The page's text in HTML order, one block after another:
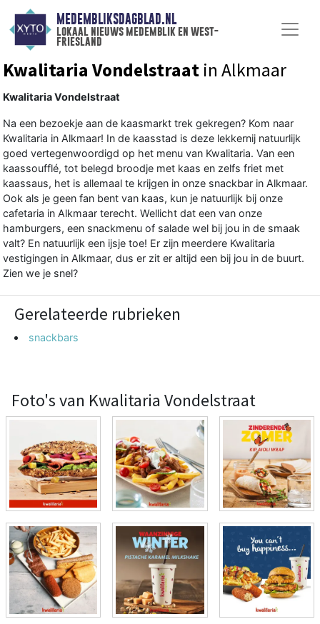
MEDEMBLIKSDAGBLAD.NL
lokaal nieuws medemblik en west-
friesland
Kwalitaria Vondelstraat in Alkmaar
Kwalitaria Vondelstraat
Na een bezoekje aan de kaasmarkt trek gekregen? Kom naar
Kwalitaria in Alkmaar! In de kaasstad is deze lekkernij natuurlijk
goed vertegenwoordigd op het menu van Kwalitaria. Van een
kaassoufflé, tot belegd broodje met kaas en zelfs friet met
kaassaus, het is allemaal te krijgen in onze snackbar in Alkmaar.
Ook als je geen fan bent van kaas, kun je natuurlijk bij onze
cafetaria in Alkmaar terecht. Wellicht dat een van onze
hamburgers, een snackmenu of salade wel bij jou in de smaak
valt? En natuurlijk een ijsje toe! Er zijn meerdere Kwalitaria
vestigingen in Alkmaar, dus er zit er altijd een bij jou in de buurt.
Zien we je snel?
Gerelateerde rubrieken
snackbars
Foto's van Kwalitaria Vondelstraat